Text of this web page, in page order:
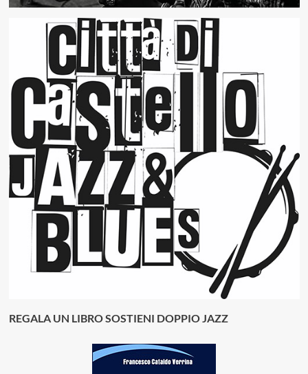
REGALA UN LIBRO SOSTIENI DOPPIO JAZZ